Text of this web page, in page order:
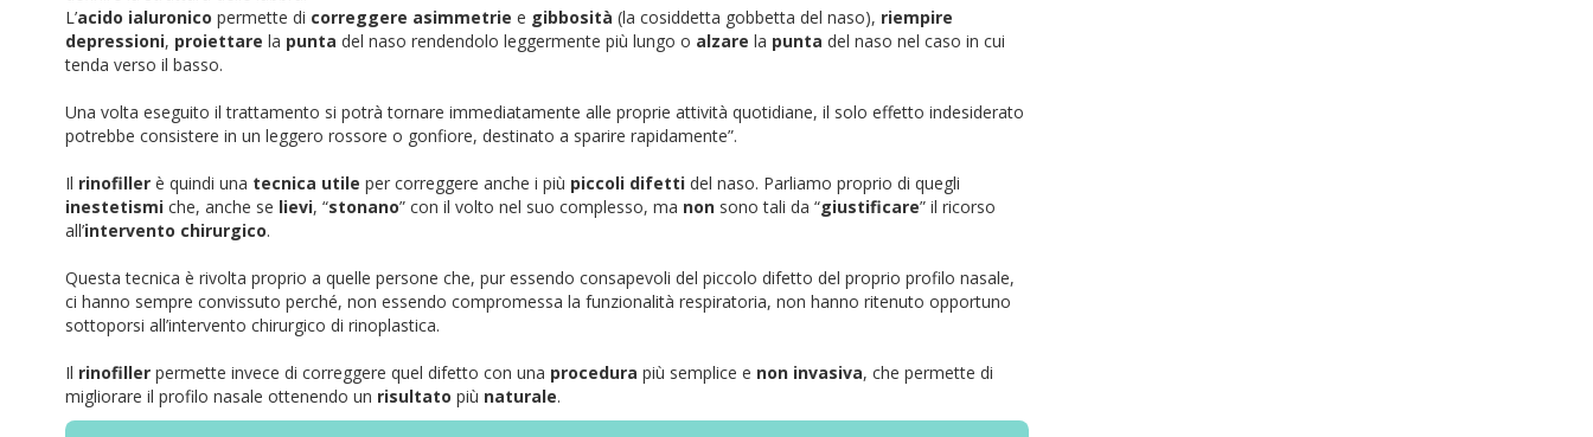
L’acido ialuronico permette di correggere asimmetrie e gibbosità (la cosiddetta gobbetta del naso), riempire
depressioni, proiettare la punta del naso rendendolo leggermente più lungo o alzare la punta del naso nel caso in cui
tenda verso il basso.
Una volta eseguito il trattamento si potrà tornare immediatamente alle proprie attività quotidiane, il solo effetto indesiderato
potrebbe consistere in un leggero rossore o gonfiore, destinato a sparire rapidamente”.
Il rinofiller è quindi una tecnica utile per correggere anche i più piccoli difetti del naso. Parliamo proprio di quegli
inestetismi che, anche se lievi, “stonano” con il volto nel suo complesso, ma non sono tali da “giustificare” il ricorso
all’intervento chirurgico.
Questa tecnica è rivolta proprio a quelle persone che, pur essendo consapevoli del piccolo difetto del proprio profilo nasale,
ci hanno sempre convissuto perché, non essendo compromessa la funzionalità respiratoria, non hanno ritenuto opportuno
sottoporsi all’intervento chirurgico di rinoplastica.
Il rinofiller permette invece di correggere quel difetto con una procedura più semplice e non invasiva, che permette di
migliorare il profilo nasale ottenendo un risultato più naturale.